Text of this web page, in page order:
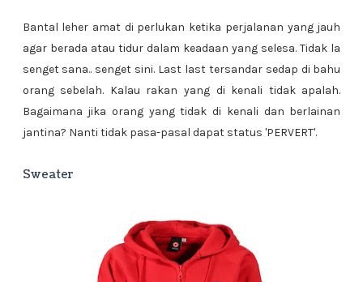
Bantal leher amat di perlukan ketika perjalanan yang jauh
agar berada atau tidur dalam keadaan yang selesa. Tidak la
senget sana.. senget sini. Last last tersandar sedap di bahu
orang sebelah. Kalau rakan yang di kenali tidak apalah.
Bagaimana jika orang yang tidak di kenali dan berlainan
jantina? Nanti tidak pasa-pasal dapat status 'PERVERT'.
Sweater